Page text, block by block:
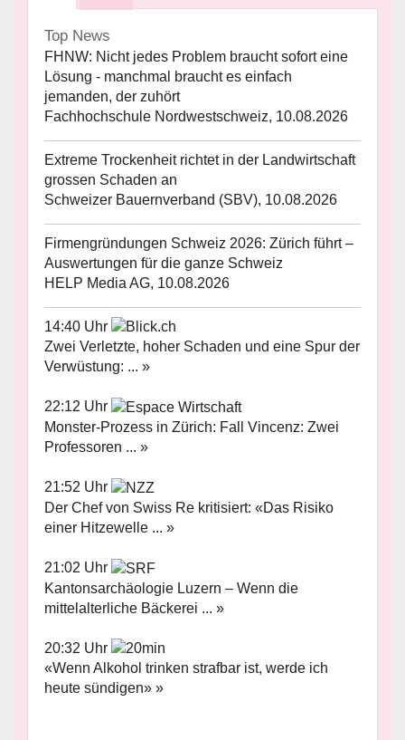
Top News
FHNW: Nicht jedes Problem braucht sofort eine
Lösung - manchmal braucht es einfach
jemanden, der zuhört
Fachhochschule Nordwestschweiz, 10.08.2026
Extreme Trockenheit richtet in der Landwirtschaft
grossen Schaden an
Schweizer Bauernverband (SBV), 10.08.2026
Firmengründungen Schweiz 2026: Zürich führt –
Auswertungen für die ganze Schweiz
HELP Media AG, 10.08.2026
14:40 Uhr
Zwei Verletzte, hoher Schaden und eine Spur der
Verwüstung: ... »
22:12 Uhr
Monster-Prozess in Zürich: Fall Vincenz: Zwei
Professoren ... »
21:52 Uhr
Der Chef von Swiss Re kritisiert: «Das Risiko
einer Hitzewelle ... »
21:02 Uhr
Kantonsarchäologie Luzern – Wenn die
mittelalterliche Bäckerei ... »
20:32 Uhr
«Wenn Alkohol trinken strafbar ist, werde ich
heute sündigen» »